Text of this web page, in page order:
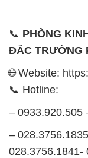
📞 PHÒNG
ĐẮC TRƯỜNG
🌐 Website:
📞 Hotline:
– 0933.920.505
–
028.3756.1841-